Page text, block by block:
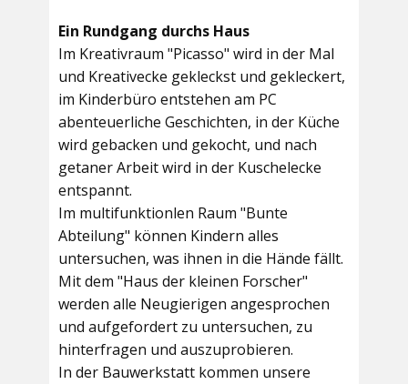
Ein Rundgang durchs Haus
Im Kreativraum "Picasso" wird in der Mal
und Kreativecke gekleckst und gekleckert,
im Kinderbüro entstehen am PC
abenteuerliche Geschichten, in der Küche
wird gebacken und gekocht, und nach
getaner Arbeit wird in der Kuschelecke
entspannt.
Im multifunktionlen Raum "Bunte
Abteilung" können Kindern alles
untersuchen, was ihnen in die Hände fällt.
Mit dem "Haus der kleinen Forscher"
werden alle Neugierigen angesprochen
und aufgefordert zu untersuchen, zu
hinterfragen und auszuprobieren.
In der Bauwerkstatt kommen unsere